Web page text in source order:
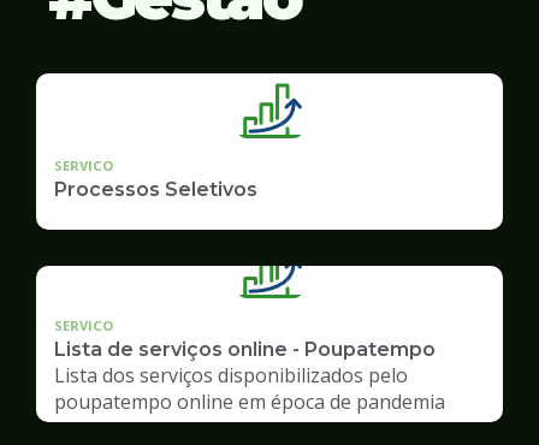
SERVICO
Processos Seletivos
SERVICO
Lista de serviços online - Poupatempo
Lista dos serviços disponibilizados pelo
poupatempo online em época de pandemia